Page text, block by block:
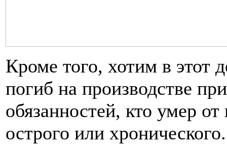
Кроме того, хотим в этот
погиб на производстве
обязанностей, кто умер
острого или хронического.